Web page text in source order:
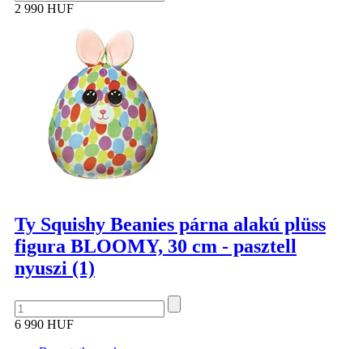
2 990 HUF
Ty Squishy Beanies párna alakú plüss
figura BLOOMY, 30 cm - pasztell
nyuszi (1)
6 990 HUF